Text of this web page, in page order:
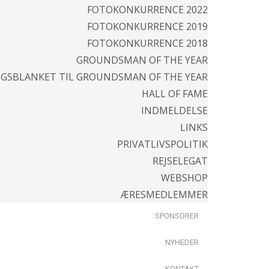
FOTOKONKURRENCE 2022
FOTOKONKURRENCE 2019
FOTOKONKURRENCE 2018
GROUNDSMAN OF THE YEAR
TIL GROUNDSMAN OF THE YEAR
HALL OF FAME
INDMELDELSE
LINKS
PRIVATLIVSPOLITIK
REJSELEGAT
WEBSHOP
ÆRESMEDLEMMER
SPONSORER
NYHEDER